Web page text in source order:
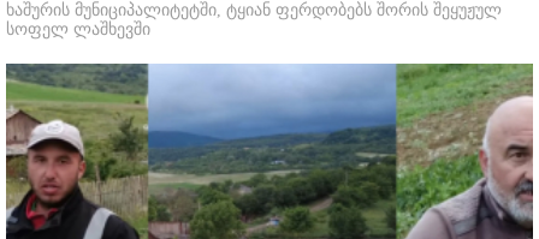
ხაშურის მუნიციპალიტეტში, ტყიან ფერდობებს შორის შეყუჟულ
სოფელ ლაშხევში